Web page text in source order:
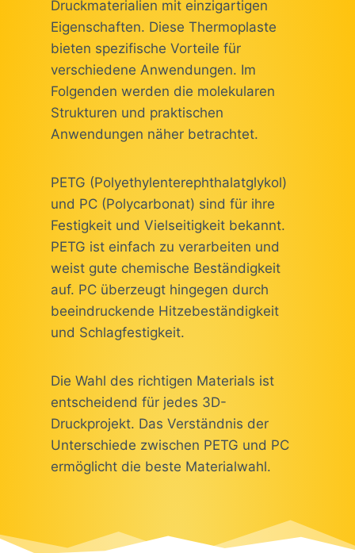
Druckmaterialien mit einzigartigen
Eigenschaften. Diese Thermoplaste
bieten spezifische Vorteile für
verschiedene Anwendungen. Im
Folgenden werden die molekularen
Strukturen und praktischen
Anwendungen näher betrachtet.
PETG (Polyethylenterephthalatglykol)
und PC (Polycarbonat) sind für ihre
Festigkeit und Vielseitigkeit bekannt.
PETG ist einfach zu verarbeiten und
weist gute chemische Beständigkeit
auf. PC überzeugt hingegen durch
beeindruckende Hitzebeständigkeit
und Schlagfestigkeit.
Die Wahl des richtigen Materials ist
entscheidend für jedes 3D-
Druckprojekt. Das Verständnis der
Unterschiede zwischen PETG und PC
ermöglicht die beste Materialwahl.